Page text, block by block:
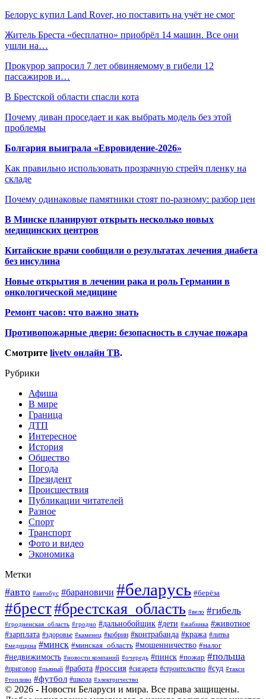
Белорус купил Land Rover, но поставить на учёт не смог
Житель Бреста «бесплатно» приобрёл 14 машин. Все они
ушли на…
Прокурор запросил 7 лет обвиняемому в гибели 12
пассажиров и…
В Брестской области спасли кота
Почему диван проседает и как выбрать модель без этой
проблемы
Болгария выиграла «Евровидение-2026»
Как правильно использовать прозрачную стрейч пленку на
складе
Почему одинаковые памятники стоят по-разному: разбор цен
В Минске планируют открыть несколько новых
медицинских центров
Китайские врачи сообщили о результатах лечения диабета
без инсулина
Новые открытия в лечении рака и роль Германии в
онкологической медицине
Ремонт часов: что важно знать
Противопожарные двери: безопасность в случае пожара
Смотрите livetv онлайн ТВ.
Рубрики
Афиша
В мире
Граница
ДТП
Интересное
История
Общество
Погода
Президент
Происшествия
Публикации читателей
Разное
Спорт
Транспорт
Фото и видео
Экономика
Метки
#авто #автобус #барановичи #беларусь #берёза
#брест#брестская_область #вело #гибель
#гродненская_область #гродно #дальнобойщик #дети #жабинка #животное
#зарплата #здоровье #каменец #кобрин #контрабанда #кража #литва
#медицина #минск #минская_область #мошенничество #налог
#недвижимость #новости компаний #очередь #пинск #пожар #польша
#приговор #пьяный #работа #россия #сигарета #строительство #суд #такси
#топливо #футбол #школа #электричество
© 2026 - Новости Беларуси и мира. Все права защищены.